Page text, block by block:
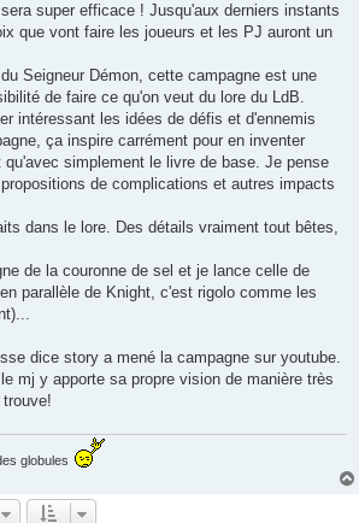
super efficace ! Jusqu'aux derniers instants
que vont faire les joueurs et les PJ auront un
Seigneur Démon, cette campagne est une
de faire ce qu'on veut du lore du LdB.
intéressant les idées de défis et d'ennemis
ça inspire carrément pour en inventer
simplement le livre de base. Je pense
de complications et autres impacts
dans le lore. Des détails vraiment tout bêtes,
de la couronne de sel et je lance celle de
parallèle de Knight, c'est rigolo comme les
dice story a mené la campagne sur youtube.
mj y apporte sa propre vision de manière très
globules